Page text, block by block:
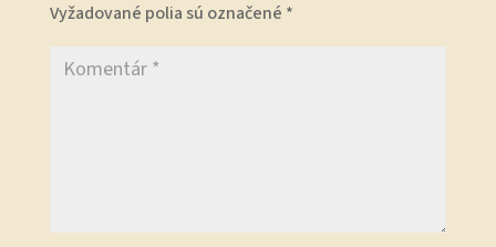
Vyžadované polia sú označené *